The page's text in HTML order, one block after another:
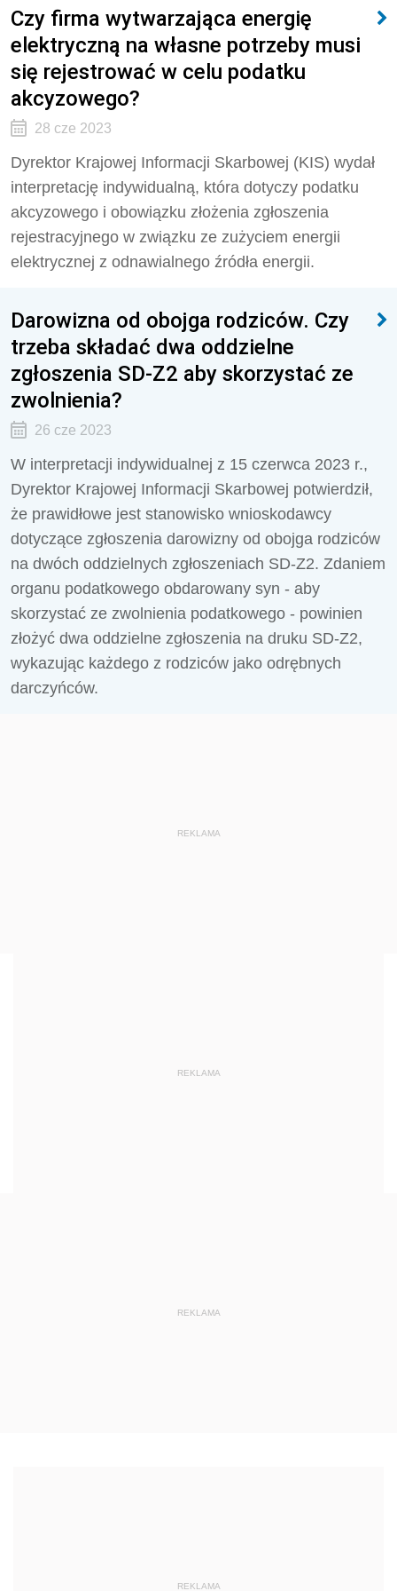
Czy firma wytwarzająca energię
elektryczną na własne potrzeby musi
się rejestrować w celu podatku
akcyzowego?
28 cze 2023
Dyrektor Krajowej Informacji Skarbowej (KIS) wydał
interpretację indywidualną, która dotyczy podatku
akcyzowego i obowiązku złożenia zgłoszenia
rejestracyjnego w związku ze zużyciem energii
elektrycznej z odnawialnego źródła energii.
Darowizna od obojga rodziców. Czy
trzeba składać dwa oddzielne
zgłoszenia SD-Z2 aby skorzystać ze
zwolnienia?
26 cze 2023
W interpretacji indywidualnej z 15 czerwca 2023 r.,
Dyrektor Krajowej Informacji Skarbowej potwierdził,
że prawidłowe jest stanowisko wnioskodawcy
dotyczące zgłoszenia darowizny od obojga rodziców
na dwóch oddzielnych zgłoszeniach SD-Z2. Zdaniem
organu podatkowego obdarowany syn - aby
skorzystać ze zwolnienia podatkowego - powinien
złożyć dwa oddzielne zgłoszenia na druku SD-Z2,
wykazując każdego z rodziców jako odrębnych
darczyńców.
REKLAMA
REKLAMA
REKLAMA
REKLAMA